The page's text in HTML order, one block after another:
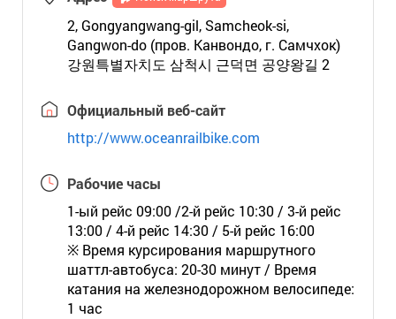
2, Gongyangwang-gil, Samcheok-si,
Gangwon-do (пров. Канвондо, г. Самчхок)
강원특별자치도 삼척시 근덕면 공양왕길 2
Официальный веб-сайт
http://www.oceanrailbike.com
Рабочие часы
1-ый рейс 09:00 /2-й рейс 10:30 / 3-й рейс
13:00 / 4-й рейс 14:30 / 5-й рейс 16:00
※ Время курсирования маршрутного
шаттл-автобуса: 20-30 минут / Время
катания на железнодорожном велосипеде:
1 час